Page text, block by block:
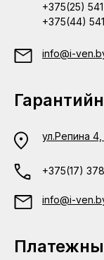
+375(25)
+375(44)
info@i-
ул.Репина
+375(17)
info@i-